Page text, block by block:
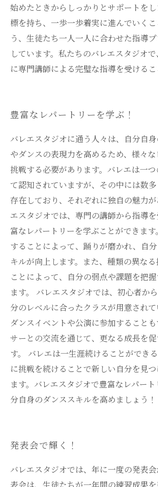
始めたときからしっかりとサポートを
標を持ち、一歩一歩着実に進んでいく
う、生徒たち一人一人に合わせた指導
しています。私たちのバレエスタジオ
に専門講師による完璧な指導を受けるこ
豊富なレパートリーを学ぶ！
バレエスタジオに通う人々は、自分自
やダンスの表現力を高めるため、様々
挑戦する必要があります。バレエは一
て認知されていますが、その中には数
存在しており、それぞれに独自の魅力
エスタジオでは、専門の講師から指導
富なレパートリーを学ぶことができま
することによって、踊りが磨かれ、自
キルが向上します。また、種類の異な
ことによって、自分の弱点や課題を把
ます。 バレエスタジオでは、初心者か
分のレベルに合ったクラスが用意されて
ダンスイベントや公演に参加すること
サーとの交流を通じて、更なる成長を
す。 バレエは一生涯続けることができ
に挑戦を続けることで新しい自分を見
ます。バレエスタジオで豊富なレパー
分自身のダンススキルを高めましょう！
発表会で輝く！
バレエスタジオでは、年に一度の発表